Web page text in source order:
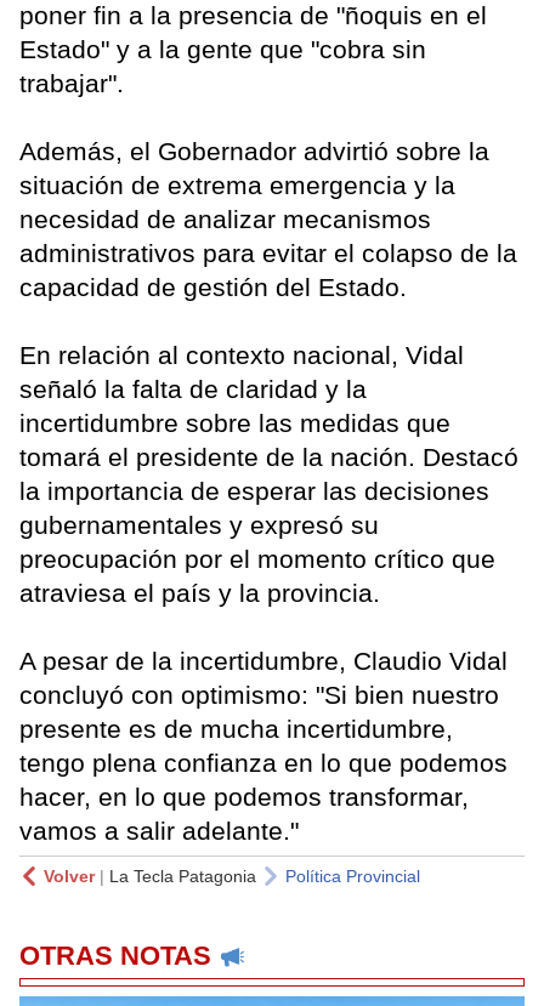
poner fin a la presencia de "ñoquis en el
Estado" y a la gente que "cobra sin
trabajar".
Además, el Gobernador advirtió sobre la
situación de extrema emergencia y la
necesidad de analizar mecanismos
administrativos para evitar el colapso de la
capacidad de gestión del Estado.
En relación al contexto nacional, Vidal
señaló la falta de claridad y la
incertidumbre sobre las medidas que
tomará el presidente de la nación. Destacó
la importancia de esperar las decisiones
gubernamentales y expresó su
preocupación por el momento crítico que
atraviesa el país y la provincia.
A pesar de la incertidumbre, Claudio Vidal
concluyó con optimismo: "Si bien nuestro
presente es de mucha incertidumbre,
tengo plena confianza en lo que podemos
hacer, en lo que podemos transformar,
vamos a salir adelante."
Volver| La Tecla Patagonia Política Provincial
OTRAS NOTAS